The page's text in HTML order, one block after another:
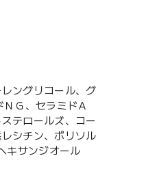
ングリコール、グ
Ｇ、セラミドＡ
テロールズ、コー
シチン、ポリソル
キサンジオール